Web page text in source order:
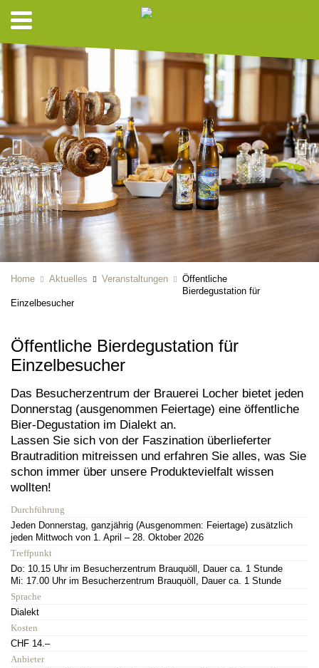
Home Aktuelles Veranstaltungen
Öffentliche
Bierdegustation für
Einzelbesucher
Öffentliche Bierdegustation für
Einzelbesucher
Das Besucherzentrum der Brauerei Locher bietet jeden
Donnerstag (ausgenommen Feiertage) eine öffentliche
Bier-Degustation im Dialekt an.
Lassen Sie sich von der Faszination überlieferter
Brautradition mitreissen und erfahren Sie alles, was Sie
schon immer über unsere Produktevielfalt wissen
wollten!
Durchführung
Jeden Donnerstag, ganzjährig (Ausgenommen: Feiertage) zusätzlich
jeden Mittwoch von 1. April – 28. Oktober 2026
Treffpunkt
Do: 10.15 Uhr im Besucherzentrum Brauquöll, Dauer ca. 1 Stunde
Mi: 17.00 Uhr im Besucherzentrum Brauquöll, Dauer ca. 1 Stunde
Sprache
Dialekt
Kosten
CHF 14.–
Anbieter